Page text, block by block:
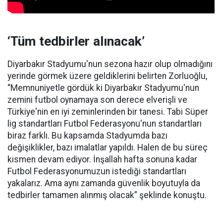
‘Tüm tedbirler alınacak’
Diyarbakır Stadyumu'nun sezona hazır olup olmadığını
yerinde görmek üzere geldiklerini belirten Zorluoğlu,
“Memnuniyetle gördük ki Diyarbakır Stadyumu'nun
zemini futbol oynamaya son derece elverişli ve
Türkiye'nin en iyi zeminlerinden bir tanesi. Tabi Süper
lig standartları Futbol Federasyonu'nun standartları
biraz farklı. Bu kapsamda Stadyumda bazı
değişiklikler, bazı imalatlar yapıldı. Halen de bu süreç
kısmen devam ediyor. İnşallah hafta sonuna kadar
Futbol Federasyonumuzun istediği standartları
yakalarız. Ama aynı zamanda güvenlik boyutuyla da
tedbirler tamamen alınmış olacak” şeklinde konuştu.